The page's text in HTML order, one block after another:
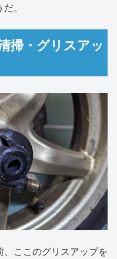
。
掃・グリスアッ
ここのグリスアップを